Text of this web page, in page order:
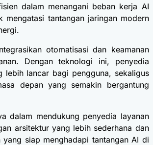
dalam menangani beban kerja AI
tantangan jaringan modern
otomatisasi dan keamanan
Dengan teknologi ini, penyedia
lebih lancar bagi pengguna, sekaligus
depan yang semakin bergantung
dalam mendukung penyedia layanan
arsitektur yang lebih sederhana dan
siap menghadapi tantangan AI di